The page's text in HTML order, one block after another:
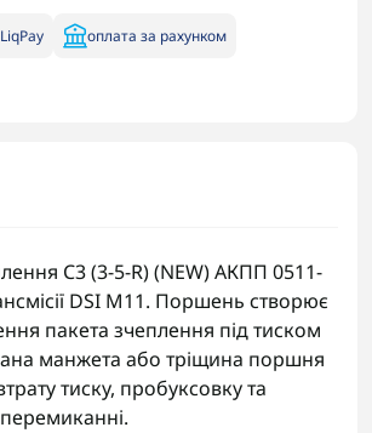
LiqPay оплата за рахунком
C3 (3-5-R) (NEW) АКПП 0511-
DSI M11. Поршень створює
пакета зчеплення під тиском
манжета або тріщина поршня
тиску, пробуксовку та